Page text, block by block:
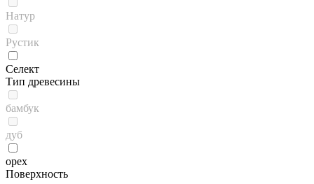
Натур
Рустик
Селект
Тип древесины
бамбук
дуб
орех
Поверхность